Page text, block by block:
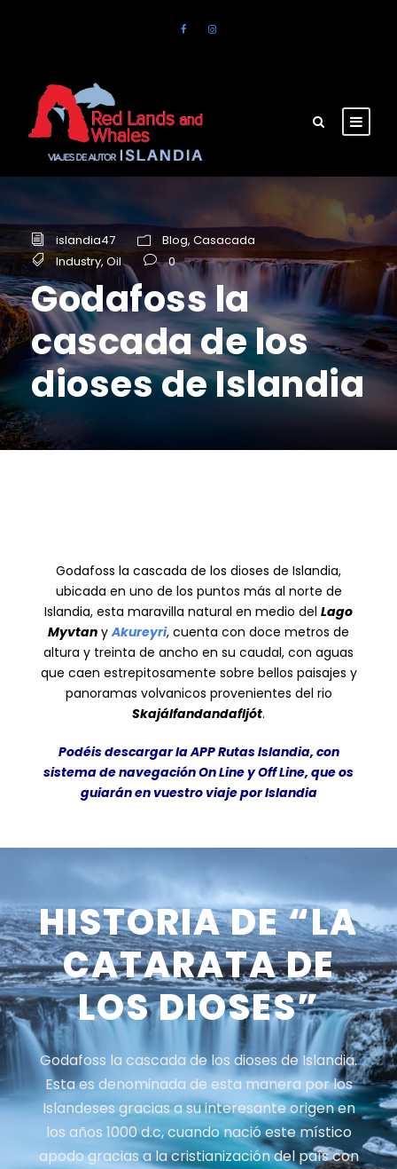
islandia47 Blog, Casacada
Industry,Oil 0
Godafoss la
cascada de los
dioses de Islandia
Godafoss la cascada de los dioses de Islandia,
ubicada en uno de los puntos más al norte de
Islandia, esta maravilla natural en medio del Lago
Myvtan yAkureyri, cuenta con doce metros de
altura y treinta de ancho en su caudal, con aguas
que caen estrepitosamente sobre bellos paisajes y
panoramas volvanicos provenientes del rio
Skajálfandandafljót.
Podéis descargar la APP Rutas Islandia, con
sistema de navegación On Line y Off Line, que os
guiarán en vuestro viaje por Islandia
HISTORIA DE “LA
CATARATA DE
LOS DIOSES”
Godafoss la cascada de los dioses de Islandia.
Esta es denominada de esta manera por los
Islandeses gracias a su interesante origen en
los años 1000 d.c, cuando nació este místico
apodo gracias a la cristianización del país con